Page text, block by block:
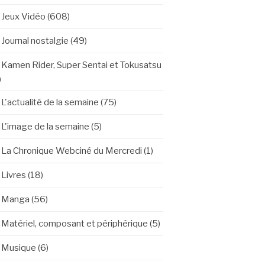
Jeux Vidéo (608)
Journal nostalgie (49)
Kamen Rider, Super Sentai et Tokusatsu
L'actualité de la semaine (75)
L'image de la semaine (5)
La Chronique Webciné du Mercredi (1)
Livres (18)
Manga (56)
Matériel, composant et périphérique (5)
Musique (6)